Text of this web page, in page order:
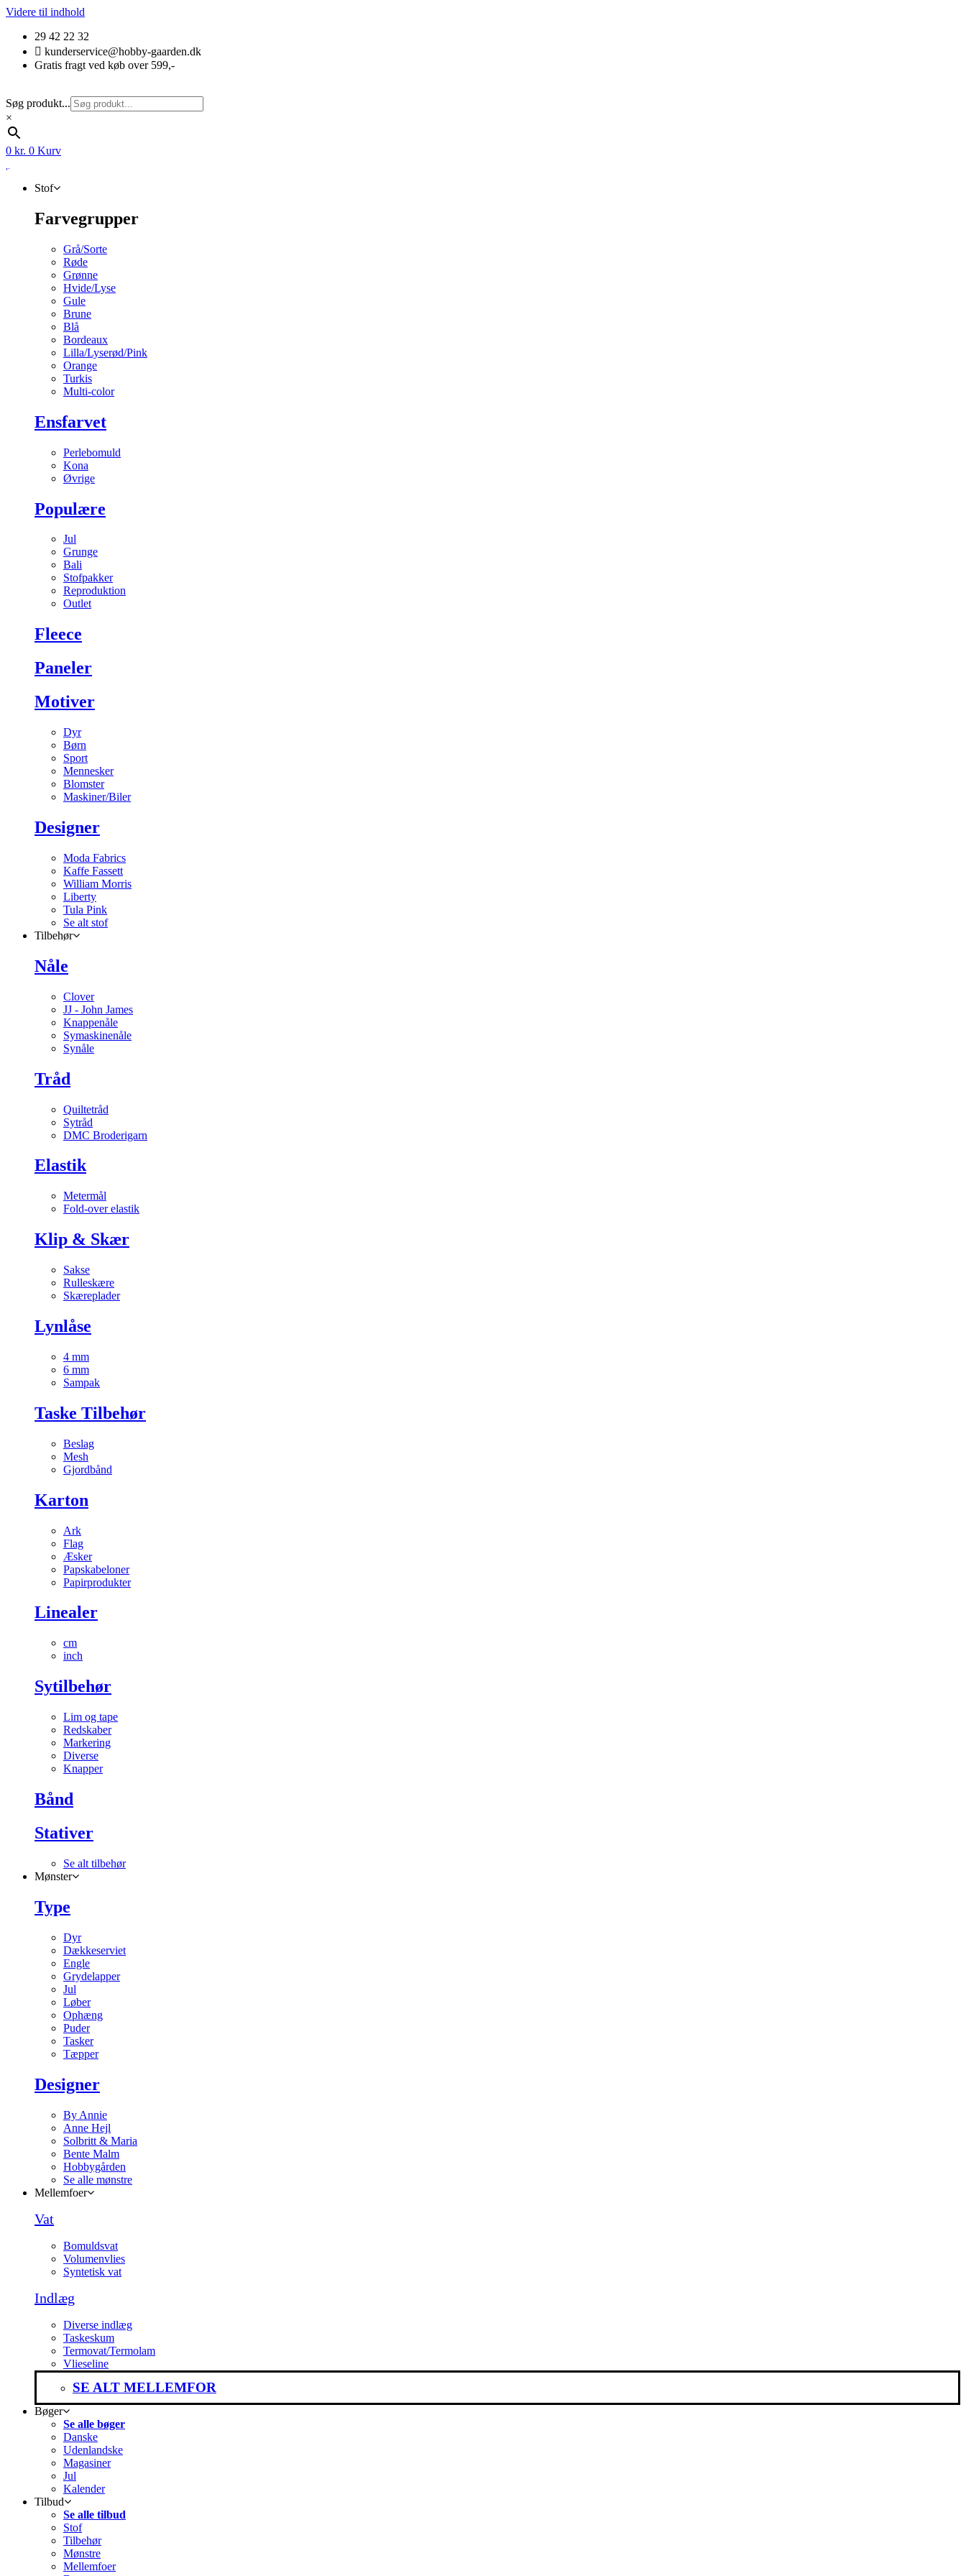
Videre til indhold
29 42 22 32
kunderservice@hobby-gaarden.dk
Gratis fragt ved køb over 599,-
Søg produkt...
×
0 kr. 0 Kurv
Stof
Farvegrupper
Grå/Sorte
Røde
Grønne
Hvide/Lyse
Gule
Brune
Blå
Bordeaux
Lilla/Lyserød/Pink
Orange
Turkis
Multi-color
Ensfarvet
Perlebomuld
Kona
Øvrige
Populære
Jul
Grunge
Bali
Stofpakker
Reproduktion
Outlet
Fleece
Paneler
Motiver
Dyr
Børn
Sport
Mennesker
Blomster
Maskiner/Biler
Designer
Moda Fabrics
Kaffe Fassett
William Morris
Liberty
Tula Pink
Se alt stof
Tilbehør
Nåle
Clover
JJ - John James
Knappenåle
Symaskinenåle
Synåle
Tråd
Quiltetråd
Sytråd
DMC Broderigarn
Elastik
Metermål
Fold-over elastik
Klip & Skær
Sakse
Rulleskære
Skæreplader
Lynlåse
4 mm
6 mm
Sampak
Taske Tilbehør
Beslag
Mesh
Gjordbånd
Karton
Ark
Flag
Æsker
Papskabeloner
Papirprodukter
Linealer
cm
inch
Sytilbehør
Lim og tape
Redskaber
Markering
Diverse
Knapper
Bånd
Stativer
Se alt tilbehør
Mønster
Type
Dyr
Dækkeserviet
Engle
Grydelapper
Jul
Løber
Ophæng
Puder
Tasker
Tæpper
Designer
By Annie
Anne Hejl
Solbritt & Maria
Bente Malm
Hobbygården
Se alle mønstre
Mellemfoer
Vat
Bomuldsvat
Volumenvlies
Syntetisk vat
Indlæg
Diverse indlæg
Taskeskum
Termovat/Termolam
Vlieseline
SE ALT MELLEMFOR
Bøger
Se alle bøger
Danske
Udenlandske
Magasiner
Jul
Kalender
Tilbud
Se alle tilbud
Stof
Tilbehør
Mønstre
Mellemfoer